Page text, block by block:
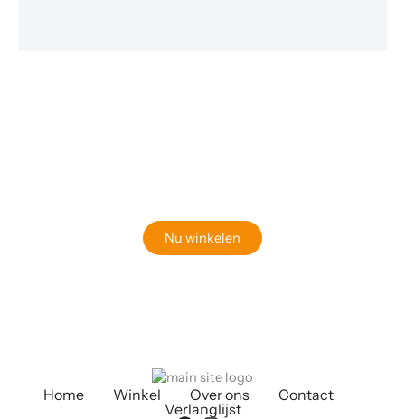
Nu winkelen
Home Winkel Over ons
Contact
Verlanglijst